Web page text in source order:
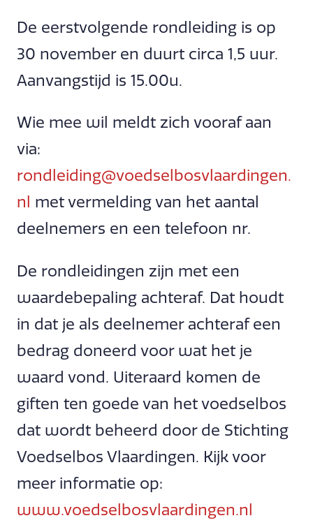
De eerstvolgende rondleiding is op
30 november en duurt circa 1,5 uur.
Aanvangstijd is 15.00u.
Wie mee wil meldt zich vooraf aan
via:
rondleiding@voedselbosvlaardingen.
nl met vermelding van het aantal
deelnemers en een telefoon nr.
De rondleidingen zijn met een
waardebepaling achteraf. Dat houdt
in dat je als deelnemer achteraf een
bedrag doneerd voor wat het je
waard vond. Uiteraard komen de
giften ten goede van het voedselbos
dat wordt beheerd door de Stichting
Voedselbos Vlaardingen. Kijk voor
meer informatie op:
www.voedselbosvlaardingen.nl